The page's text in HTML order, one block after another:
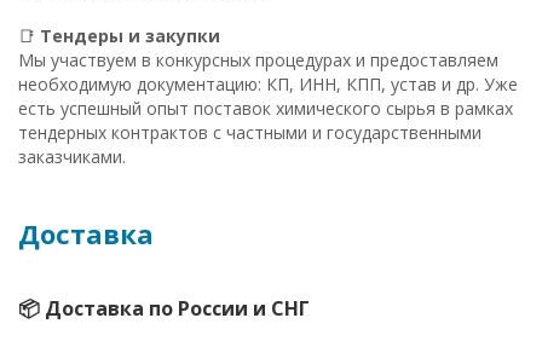
📑 Тендеры и закупки
Мы участвуем в конкурсных процедурах и предоставляем
необходимую документацию: КП, ИНН, КПП, устав и др. Уже
есть успешный опыт поставок химического сырья в рамках
тендерных контрактов с частными и государственными
заказчиками.
Доставка
📦 Доставка по России и СНГ